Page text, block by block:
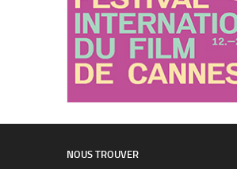
NOUS TROUVER